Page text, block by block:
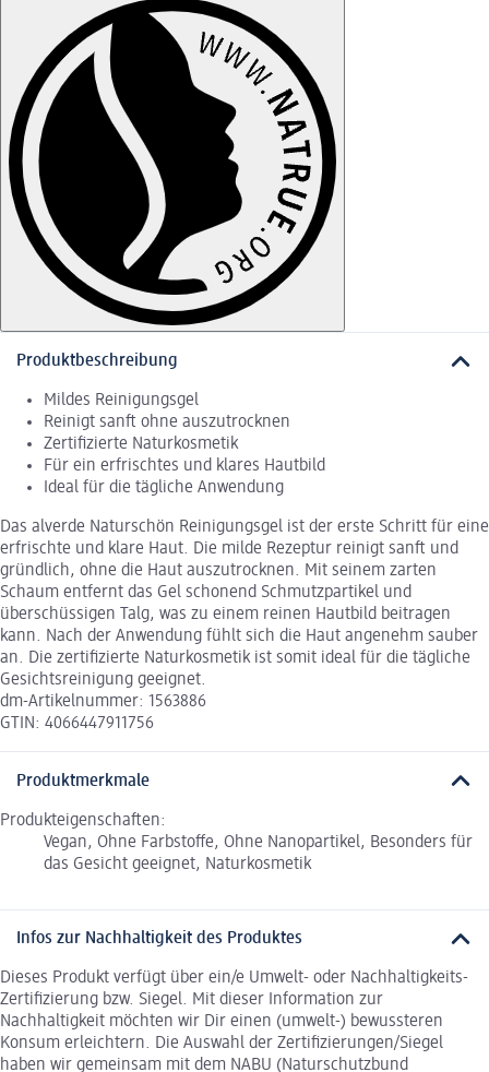
Produktbeschreibung
Mildes Reinigungsgel
Reinigt sanft ohne auszutrocknen
Zertifizierte Naturkosmetik
Für ein erfrischtes und klares Hautbild
Ideal für die tägliche Anwendung
Das alverde Naturschön Reinigungsgel ist der erste Schritt für eine
erfrischte und klare Haut. Die milde Rezeptur reinigt sanft und
gründlich, ohne die Haut auszutrocknen. Mit seinem zarten
Schaum entfernt das Gel schonend Schmutzpartikel und
überschüssigen Talg, was zu einem reinen Hautbild beitragen
kann. Nach der Anwendung fühlt sich die Haut angenehm sauber
an. Die zertifizierte Naturkosmetik ist somit ideal für die tägliche
Gesichtsreinigung geeignet.
dm-Artikelnummer: 1563886
GTIN: 4066447911756
Produktmerkmale
Produkteigenschaften:
Vegan, Ohne Farbstoffe, Ohne Nanopartikel, Besonders für
das Gesicht geeignet, Naturkosmetik
Infos zur Nachhaltigkeit des Produktes
Dieses Produkt verfügt über ein/e Umwelt- oder Nachhaltigkeits-
Zertifizierung bzw. Siegel. Mit dieser Information zur
Nachhaltigkeit möchten wir Dir einen (umwelt-) bewussteren
Konsum erleichtern. Die Auswahl der Zertifizierungen/Siegel
haben wir gemeinsam mit dem NABU (Naturschutzbund